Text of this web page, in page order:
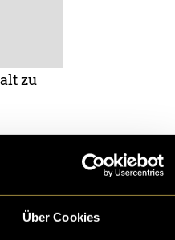
Über Cookies
zu
an